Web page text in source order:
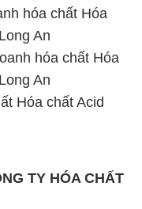
hóa chất Hóa
An
hóa chất Hóa
An
Hóa chất Acid
TY HÓA CHẤT